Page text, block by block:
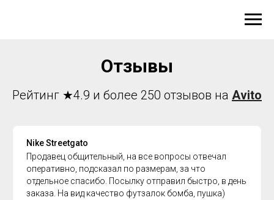
Отзывы
Рейтинг ★4.9 и более 250 отзывов на Avito
Nike Streetgato
Продавец общительный, на все вопросы отвечал
оперативно, подсказал по размерам, за что
отдельное спасибо. Посылку отправил быстро, в день
заказа. На вид качество футзалок бомба, пушка)